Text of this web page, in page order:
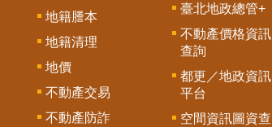
地籍謄本
地籍清理
地價
不動產交易
不動產防詐
臺北地政總管+
不動產價格資訊
查詢
都更／地政資訊
平台
空間資訊圖資查